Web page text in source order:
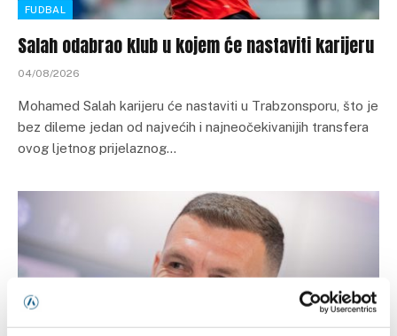
FUDBAL
Salah odabrao klub u kojem će nastaviti karijeru
04/08/2026
Mohamed Salah karijeru će nastaviti u Trabzonsporu, što je
bez dileme jedan od najvećih i najneočekivanijih transfera
ovog ljetnog prijelaznog…